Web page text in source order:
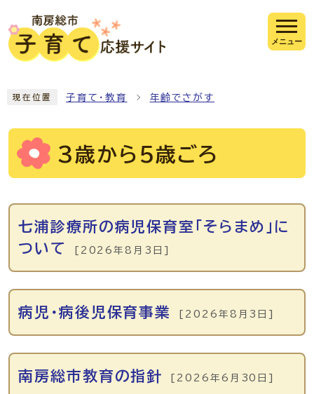
メニュー
現在位置 子育て・教育 年齢でさがす
3歳から5歳ごろ
メインメニュー
七浦診療所の病児保育室「そらまめ」に
ついて
[2026年8月3日]
病児・病後児保育事業 [2026年8月3日]
南房総市教育の指針 [2026年6月30日]